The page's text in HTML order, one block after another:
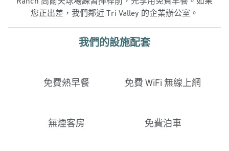
您正出差，我們鄰近 Tri Valley 的企業辦公室。
我們的設施配套
免費熱早餐 免費 WiFi 無線上網
無煙客房 免費泊車